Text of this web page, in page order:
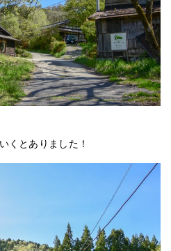
くとありました！